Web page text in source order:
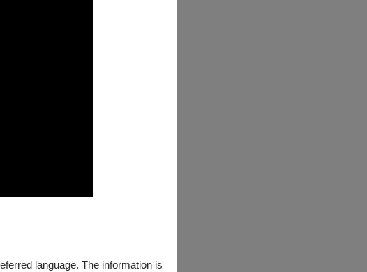
language. The information is